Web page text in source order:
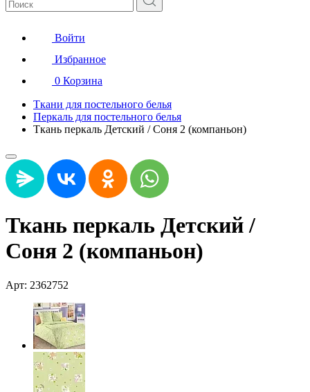
Войти
Избранное
0 Корзина
Ткани для постельного белья
Перкаль для постельного белья
Ткань перкаль Детский / Соня 2 (компаньон)
Ткань перкаль Детский /
Соня 2 (компаньон)
Арт: 2362752